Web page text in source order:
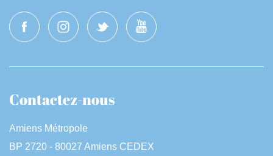
Contactez-nous
Amiens Métropole
BP 2720 - 80027 Amiens CEDEX